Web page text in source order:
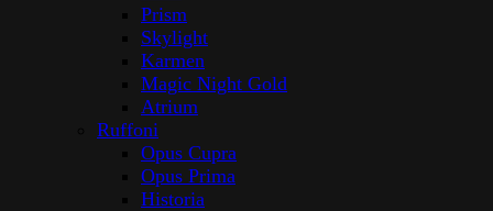
Prism
Skylight
Karmen
Magic Night Gold
Atrium
Ruffoni
Opus Cupra
Opus Prima
Historia